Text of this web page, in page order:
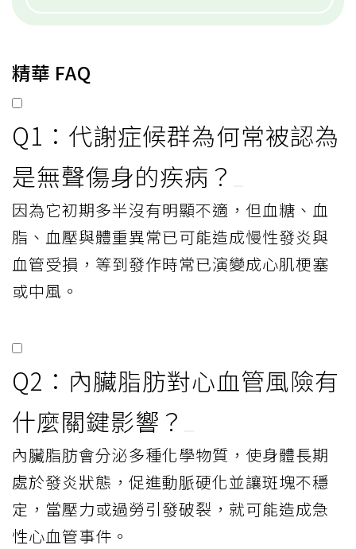
精華 FAQ
Q1：代謝症候群為何常被認為
是無聲傷身的疾病？
因為它初期多半沒有明顯不適，但血糖、血
脂、血壓與體重異常已可能造成慢性發炎與
血管受損，等到發作時常已演變成心肌梗塞
或中風。
Q2：內臟脂肪對心血管風險有
什麼關鍵影響？
內臟脂肪會分泌多種化學物質，使身體長期
處於發炎狀態，促進動脈硬化並讓斑塊不穩
定，當壓力或過勞引發破裂，就可能造成急
性心血管事件。